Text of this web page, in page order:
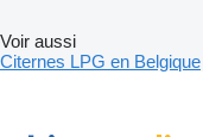
Voir aussi
Citernes LPG en Belgique